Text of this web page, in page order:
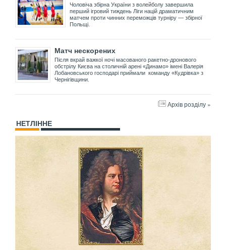
Чоловіча збірна України з волейболу завершила
перший ігровий тиждень Ліги націй драматичним
матчем проти чинних переможців турніру — збірної
Польщі.
Матч нескорених
Після вкрай важкої ночі масованого ракетно-дронового
обстрілу Києва на столичній арені «Динамо» імені Валерія
Лобановського господарі приймали команду «Кудрівка» з
Чернігівщини.
Архів розділу »
НЕТЛІННЕ